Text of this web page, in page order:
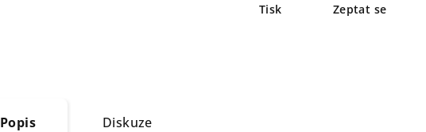
Tisk Zeptat se
Popis Diskuze